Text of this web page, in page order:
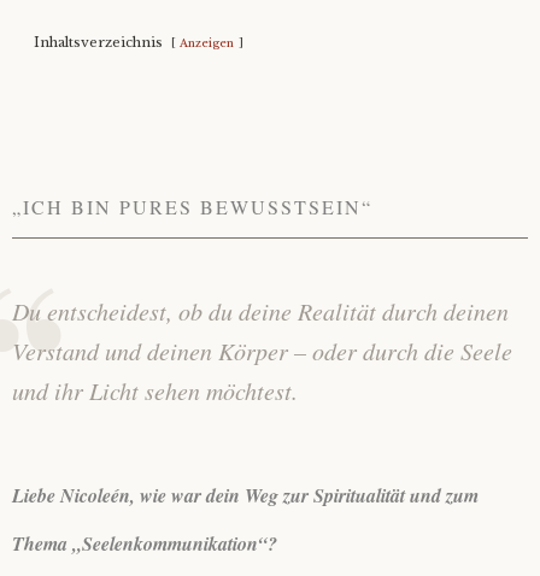
Inhaltsverzeichnis Anzeigen
„ICH BIN PURES BEWUSSTSEIN“
Du entscheidest, ob du deine Realität durch deinen
Verstand und deinen Körper – oder durch die Seele
und ihr Licht sehen möchtest.
Liebe Nicoleén, wie war dein Weg zur Spiritualität und zum
Thema „Seelenkommunikation“?